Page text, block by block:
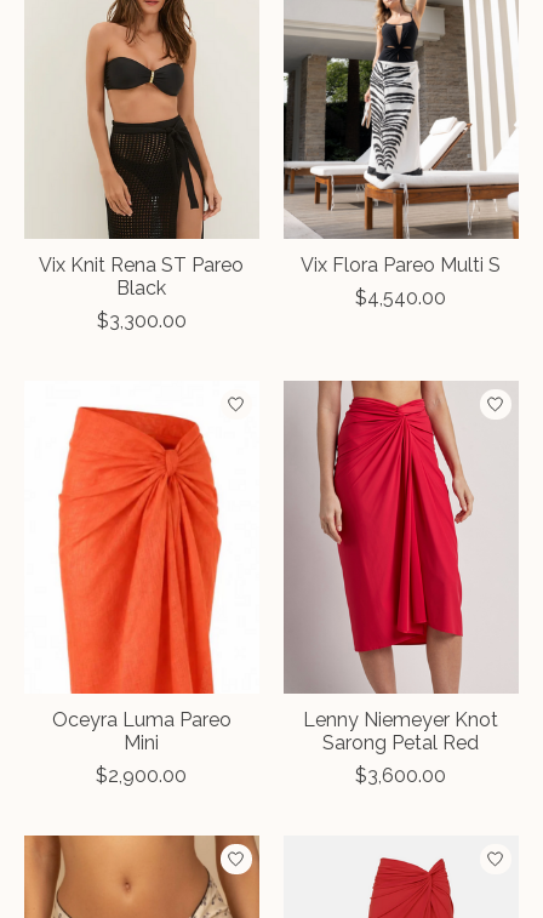
Vix Knit Rena ST Pareo
Black
$3,300.00
Vix Flora Pareo Multi S
$4,540.00
Oceyra Luma Pareo
Mini
$2,900.00
Lenny Niemeyer Knot
Sarong Petal Red
$3,600.00